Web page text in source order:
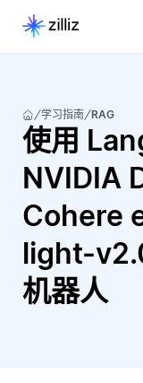
学习指南 RAG
使用
NVIDIA
Cohere
light-
机器人